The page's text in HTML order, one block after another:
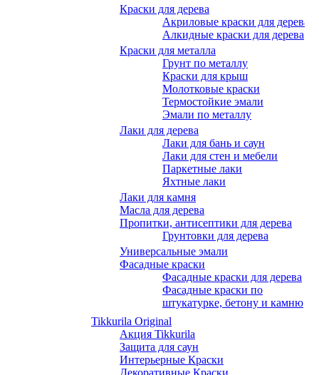
Краски для дерева
Акриловые краски для дерева
Алкидные краски для дерева
Краски для металла
Грунт по металлу
Краски для крыш
Молотковые краски
Термостойкие эмали
Эмали по металлу
Лаки для дерева
Лаки для бань и саун
Лаки для стен и мебели
Паркетные лаки
Яхтные лаки
Лаки для камня
Масла для дерева
Пропитки, антисептики для дерева
Грунтовки для дерева
Универсальные эмали
Фасадные краски
Фасадные краски для дерева
Фасадные краски по
штукатурке, бетону и камню
Tikkurila Original
Акция Tikkurila
Защита для саун
Интерьерные Краски
Декоративные Краски